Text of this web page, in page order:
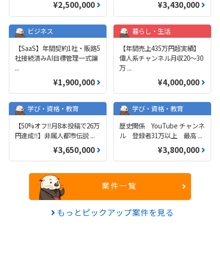
¥2,500,000 ¥3,430,000
ビジネス
【SaaS】年間契約1社・販路5
社接続済みAI目標管理一式譲
...
¥1,900,000
暮らし・生活
【年間売上435万円超実績】
偉人系チャンネル月収20～30
万 ...
¥4,000,000
学び・資格・教育
【50%オフ‼️月8本投稿で26万
円達成‼️】非属人都市伝説 ...
¥3,650,000
学び・資格・教育
歴史関係 YouTube チャンネ
ル 登録者31万以上 最高 ...
¥3,800,000
案件一覧
もっとピックアップ案件を見る